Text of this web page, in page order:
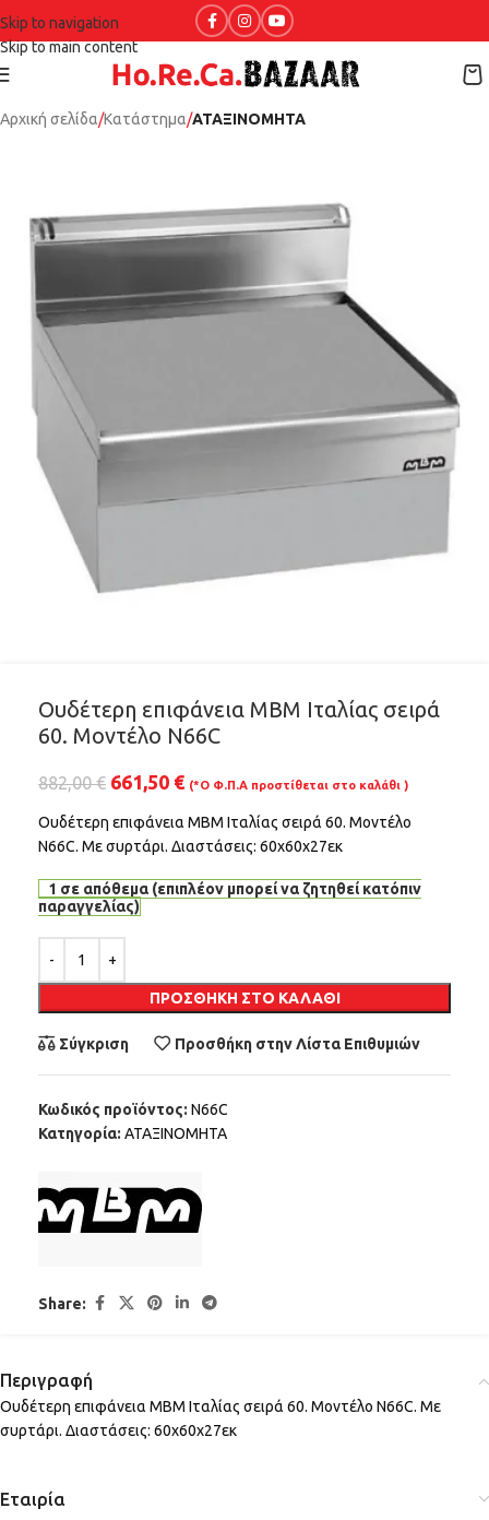
Skip to navigation
Skip to main content
Αρχική σελίδα Κατάστημα ΑΤΑΞΙΝΟΜΗΤΑ
Ουδέτερη επιφάνεια ΜΒΜ Ιταλίας σειρά
60. Μοντέλο N66C
882,00€ 661,50 € (*Ο Φ.Π.Α προστίθεται στο καλάθι )
Ουδέτερη επιφάνεια ΜΒΜ Ιταλίας σειρά 60. Μοντέλο
N66C. Με συρτάρι. Διαστάσεις: 60χ60χ27εκ
1 σε απόθεμα (επιπλέον μπορεί να ζητηθεί κατόπιν
παραγγελίας)
ΠΡΟΣΘΉΚΗ ΣΤΟ ΚΑΛΆΘΙ
Σύγκριση Προσθήκη στην Λίστα Επιθυμιών
Κωδικός προϊόντος: N66C
Κατηγορία: ΑΤΑΞΙΝΟΜΗΤΑ
Share:
Περιγραφή
Ουδέτερη επιφάνεια ΜΒΜ Ιταλίας σειρά 60. Μοντέλο N66C. Με
συρτάρι. Διαστάσεις: 60χ60χ27εκ
Εταιρία